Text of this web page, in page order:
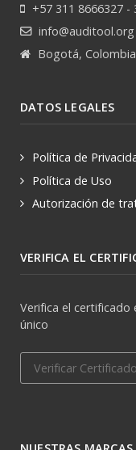
+57 311 8666327 -
info@auditool.org
Bogotá, Colombia
DATOS LEGALES
Política de
Política de Uso
Autorización de
VERIFICA EL
Verifica el
único
Verificar Certificado